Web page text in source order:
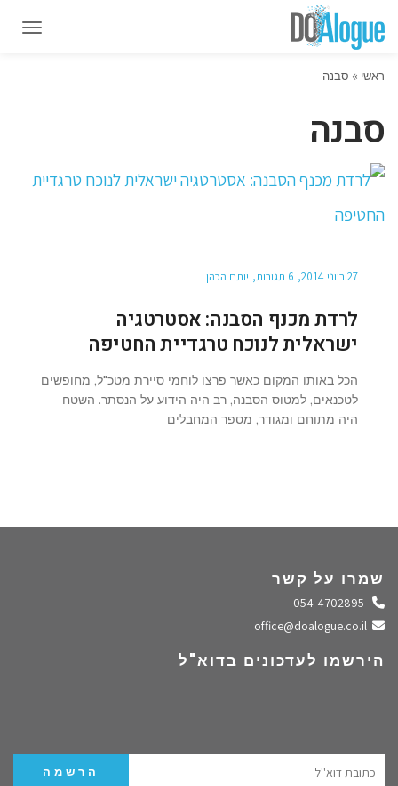
ראשי » סבנה
סבנה
27 ביוני 2014 6 תגובות יותם הכהן
לרדת מכנף הסבנה: אסטרטגיה
ישראלית לנוכח טרגדיית החטיפה
הכל באותו המקום כאשר פרצו לוחמי סיירת מטכ"ל, מחופשים
לטכנאים, למטוס הסבנה, רב היה הידוע על הנסתר. השטח
היה מתוחם ומגודר, מספר המחבלים
שמרו על קשר
התקשרו אלינו
שלחו מייל
הירשמו לעדכונים בדוא"ל